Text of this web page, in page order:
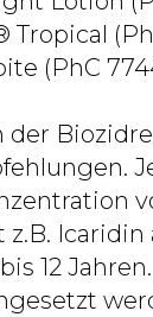
(PhC
der
Icaridin
12